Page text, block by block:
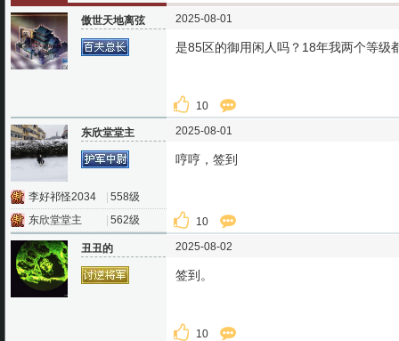
傲世天地离弦 2025-08-01
是85区的御用闲人吗？18年我两个等级
10
东欣堂堂主
李好祁怪2034
558级
东欣堂堂主
562级
2025-08-01
哼哼，签到
10
丑丑的 2025-08-02
签到。
10